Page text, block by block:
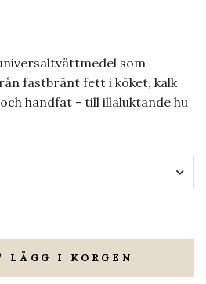
som
fastbränt fett i köket, kalk
handfat - till illaluktande hu
LÄGG I KORGEN